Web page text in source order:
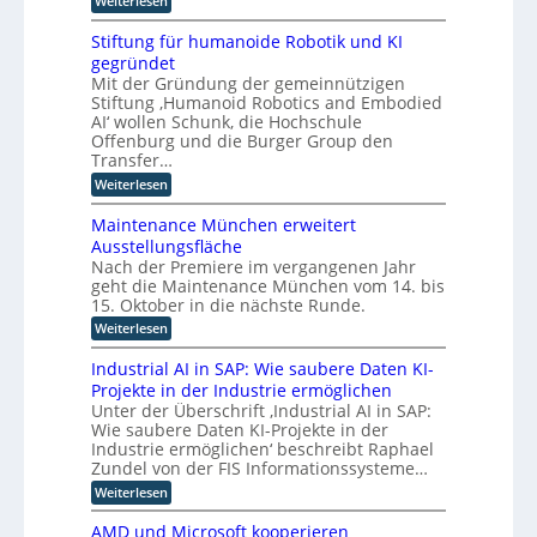
e
r
I
n
t
e
l
l
i
g
e
n
z
z
u
o
p
t
i
m
i
e
r
t
e
-
I
n
d
u
s
t
r
i
z
u
l
a
s
s
i
s
c
h
e
e
r
t
i
f
i
z
i
e
r
u
n
g
s
v
e
r
f
a
h
r
e
I
n
d
u
s
t
i
e
4
.
0
r
c
h
t
e
t
F
k
u
s
u
f
i
n
d
u
M
i
t
i
n
d
u
s
t
r
i
e
l
l
e
K
I
E
n
t
w
i
c
l
u
n
g
u
Stiftung für humanoide Robotik und KI
gegründet
Mit der Gründung der gemeinnützigen
Stiftung ‚Humanoid Robotics and Embodied
AI‘ wollen Schunk, die Hochschule
Offenburg und die Burger Group den
Transfer…
Weiterlesen:
S
i
f
u
n
g
f
ü
r
h
u
m
a
n
o
i
d
e
Maintenance München erweitert
Ausstellungsfläche
Nach der Premiere im vergangenen Jahr
geht die Maintenance München vom 14. bis
15. Oktober in die nächste Runde.
Weiterlesen:
M
a
i
n
t
e
n
a
n
c
e
M
Industrial AI in SAP: Wie saubere Daten KI-
Projekte in der Industrie ermöglichen
Unter der Überschrift ‚Industrial AI in SAP:
Wie saubere Daten KI-Projekte in der
Industrie ermöglichen‘ beschreibt Raphael
Zundel von der FIS Informationssysteme…
Weiterlesen:
I
n
AMD und Microsoft kooperieren